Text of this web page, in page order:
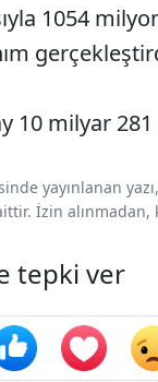
1054
10 milyar
yayınlanan
İzin
tepki ver